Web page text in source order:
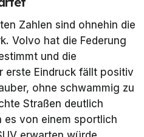
Zahlen sind ohnehin die
Volvo hat die Federung
und die
erste Eindruck fällt positiv
ohne schwammig zu
Straßen deutlich
es von einem sportlich